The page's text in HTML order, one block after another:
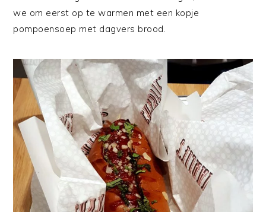
we om eerst op te warmen met een kopje
pompoensoep met dagvers brood.